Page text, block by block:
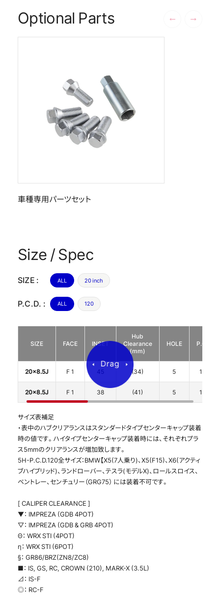
Optional Parts
車種専用パーツセット
Size / Spec
SIZE : ALL 20 inch
P.C.D. : ALL 120
SIZE FACE INSET
Hub
Clearance
(mm)
HOLE P.C.D.
20x8.5J F 1 45 (34) 5 120
20x8.5J F 1 38 (41) 5 120
サイズ表補足
・表中のハブクリアランスはスタンダードタイプセンターキャップ装着
時の値です。ハイタイプセンターキャップ装着時には、それぞれプラ
ス5mmのクリアランスが増加致します。
5H-P.C.D.120全サイズ：BMW【X5(7人乗り)、X5(F15)、X6(アクティ
ブハイブリッド)、ランドローバー、テスラ(モデルX)、ロールスロイス、
ベントレー、センチュリー（GRG75） には装着不可です。
[ CALIPER CLEARANCE ]
▼： IMPREZA (GDB 4POT)
▽： IMPREZA (GDB & GRB 4POT)
Θ： WRX STI (4POT)
η： WRX STI (6POT)
§： GR86/BRZ(ZN8/ZC8)
■： IS, GS, RC, CROWN (210), MARK-X (3.5L)
⊿： IS-F
◎： RC-F